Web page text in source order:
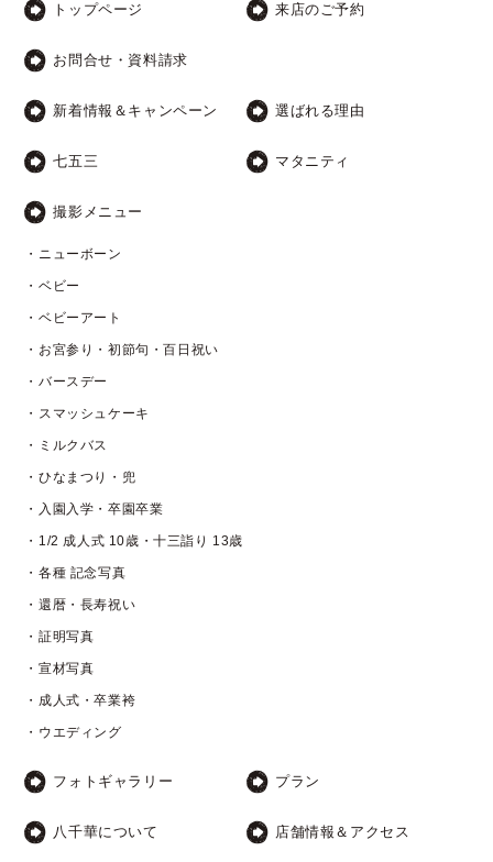
トップページ 来店のご予約
お問合せ・資料請求
新着情報＆キャンペーン 選ばれる理由
七五三 マタニティ
撮影メニュー
・ニューボーン
・ベビー
・ベビーアート
・お宮参り・初節句・百日祝い
・バースデー
・スマッシュケーキ
・ミルクバス
・ひなまつり・兜
・入園入学・卒園卒業
・1/2 成人式 10歳・十三詣り 13歳
・各種 記念写真
・還暦・長寿祝い
・証明写真
・宣材写真
・成人式・卒業袴
・ウエディング
フォトギャラリー プラン
八千華について 店舗情報＆アクセス